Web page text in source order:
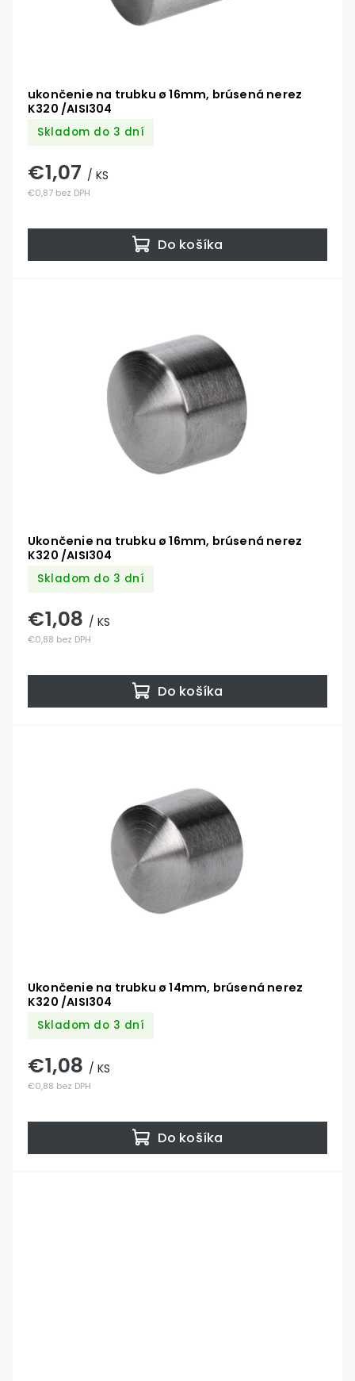
ukončenie na trubku ø 16mm, brúsená nerez
K320 /AISI304
Skladom do 3 dní
€0,87 bez DPH
€1,07 / KS
Do košíka
Ukončenie na trubku ø 16mm, brúsená nerez
K320 /AISI304
Skladom do 3 dní
€0,88 bez DPH
€1,08 / KS
Do košíka
Ukončenie na trubku ø 14mm, brúsená nerez
K320 /AISI304
Skladom do 3 dní
€0,88 bez DPH
€1,08 / KS
Do košíka